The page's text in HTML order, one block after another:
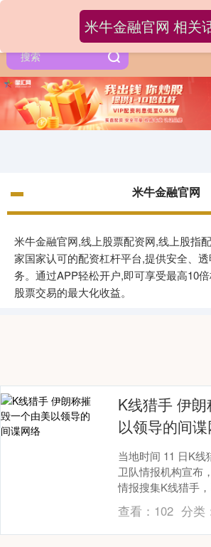
米牛金融官网
米牛金融官网,线上股票配资网,线上股指
家国家认可的配资杠杆平台,提供安全、
务。通过APP轻松开户,即可享受最高10
股票交易的最大化收益。
米牛金融官网 相关
K线猎手 伊
以领导的间
当地时间 11 日K线
卫队情报机构宣布
情报搜集K线猎手
美国和以色列情报
该网络的....
查看： 102 分类